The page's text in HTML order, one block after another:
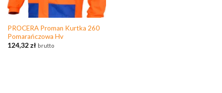
PROCERA Proman Kurtka 260
Pomarańczowa Hv
124,32zł brutto